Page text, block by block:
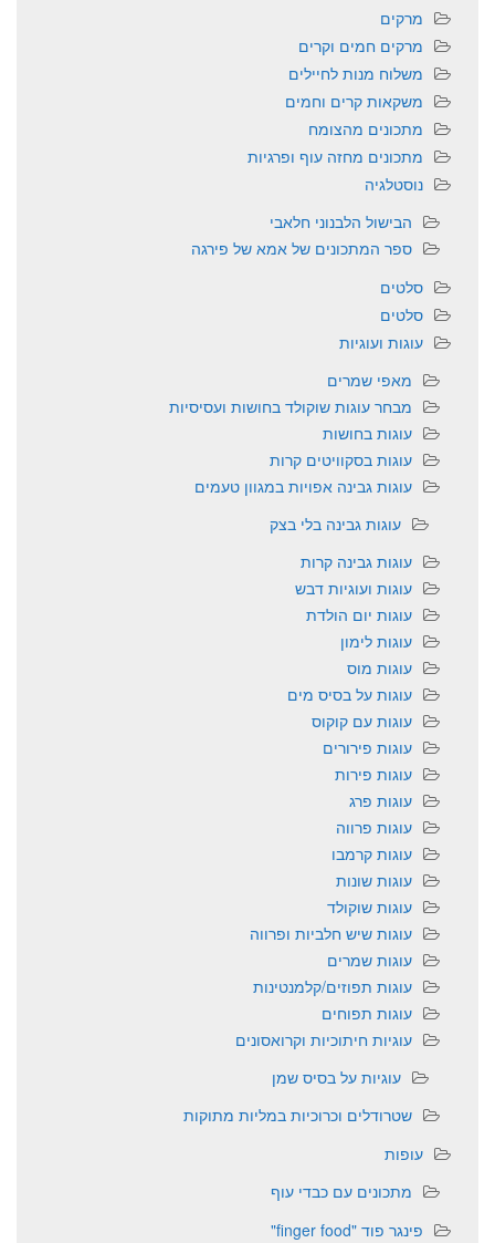
מרקים
מרקים חמים וקרים
משלוח מנות לחיילים
משקאות קרים וחמים
מתכונים מהצומח
מתכונים מחזה עוף ופרגיות
נוסטלגיה
הבישול הלבנוני חלאבי
ספר המתכונים של אמא של פירגה
סלטים
סלטים
עוגות ועוגיות
מאפי שמרים
מבחר עוגות שוקולד בחושות ועסיסיות
עוגות בחושות
עוגות בסקוויטים קרות
עוגות גבינה אפויות במגוון טעמים
עוגות גבינה בלי בצק
עוגות גבינה קרות
עוגות ועוגיות דבש
עוגות יום הולדת
עוגות לימון
עוגות מוס
עוגות על בסיס מים
עוגות עם קוקוס
עוגות פירורים
עוגות פירות
עוגות פרג
עוגות פרווה
עוגות קרמבו
עוגות שונות
עוגות שוקולד
עוגות שיש חלביות ופרווה
עוגות שמרים
עוגות תפוזים/קלמנטינות
עוגות תפוחים
עוגיות חיתוכיות וקרואסונים
עוגיות על בסיס שמן
שטרודלים וכרוכיות במליות מתוקות
עופות
מתכונים עם כבדי עוף
פינגר פוד "finger food"